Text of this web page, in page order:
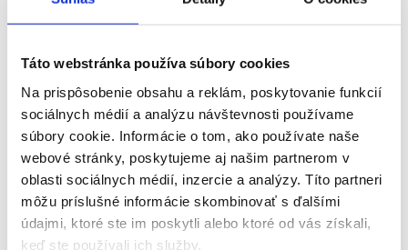
Táto webstránka používa súbory cookies
Na prispôsobenie obsahu a reklám, poskytovanie funkcií
sociálnych médií a analýzu návštevnosti používame
súbory cookie. Informácie o tom, ako používate naše
webové stránky, poskytujeme aj našim partnerom v
oblasti sociálnych médií, inzercie a analýzy. Títo partneri
môžu príslušné informácie skombinovať s ďalšími
údajmi, ktoré ste im poskytli alebo ktoré od vás získali,
keď ste používali ich služby.
chybové kusy. Výstupná kontrola dielov sa
produktov, čo zabezpečuje ich vysokú kvalitu
pri dodaní odberateľovi.
Riešenie reklamácií a podpora
dodávateľa
Rezident zaisťuje rýchlu reakciu na
vzniknuté reklamácie. V spolupráci s